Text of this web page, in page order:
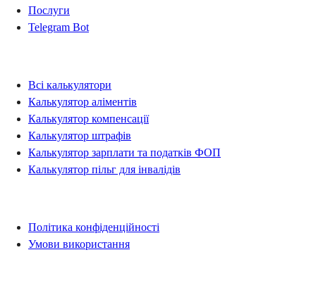
Послуги
Telegram Bot
Всі калькулятори
Калькулятор аліментів
Калькулятор компенсації
Калькулятор штрафів
Калькулятор зарплати та податків ФОП
Калькулятор пільг для інвалідів
Політика конфіденційності
Умови використання